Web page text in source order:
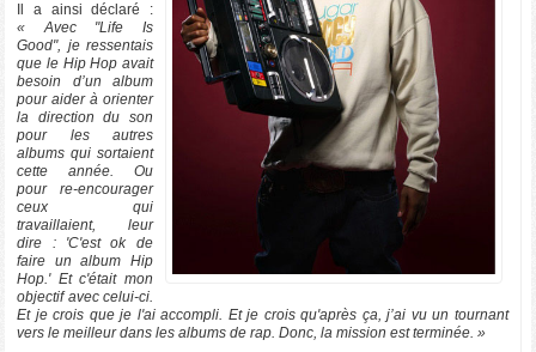
Il a ainsi déclaré :
« Avec "Life Is
Good", je ressentais
que le Hip Hop avait
besoin d’un album
pour aider à orienter
la direction du son
pour les autres
albums qui sortaient
cette année. Ou
pour re-encourager
ceux qui
travaillaient, leur
dire : 'C'est ok de
faire un album Hip
Hop.' Et c'était mon
objectif avec celui-ci.
Et je crois que je l'ai accompli. Et je crois qu'après ça, j’ai vu un tournant
vers le meilleur dans les albums de rap. Donc, la mission est terminée. »